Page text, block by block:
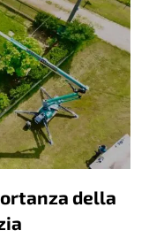
della